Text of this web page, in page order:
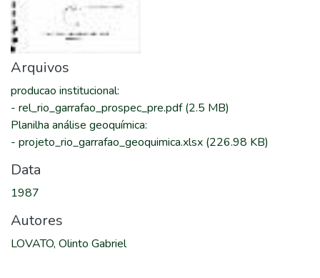
Arquivos
producao institucional:
- rel_rio_garrafao_prospec_pre.pdf(2.5 MB)
Planilha análise geoquímica:
- projeto_rio_garrafao_geoquimica.xlsx (226.98 KB)
Data
1987
Autores
LOVATO, Olinto Gabriel